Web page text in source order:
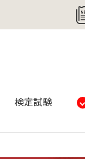
検定試験